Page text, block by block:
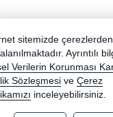
sitemizde çerezlerden
Ayrıntılı
Verilerin Korunması
Sözleşmesi ve Çerez
inceleyebilirsiniz.